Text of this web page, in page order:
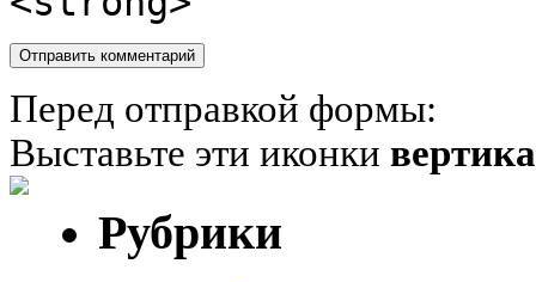
Перед отправкой формы:
Выставьте эти иконки
Рубрики